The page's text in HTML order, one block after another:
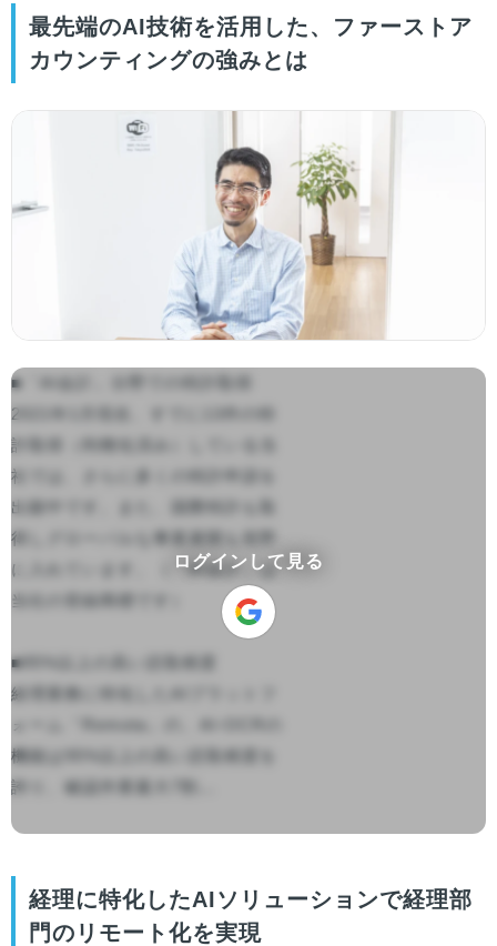
最先端のAI技術を活用した、ファーストア
カウンティングの強みとは
■「AI会計」分野での特許取得
2021年1月現在、すでに13件の特
許取得（利権化済み）している当
社では、さらに多くの特許申請を
出願中です。また、国際特許も取
得しグローバルな事業展開も視野
に入れています。（「AI会計」は
当社の登録商標です）
■95%以上の高い読取精度
経理業務に特化したAIプラットフ
ォーム「Remota」の、AI-OCRの
機能は95%以上の高い読取精度を
誇り、確認作業最大7割...
ログインして見る
経理に特化したAIソリューションで経理部
門のリモート化を実現